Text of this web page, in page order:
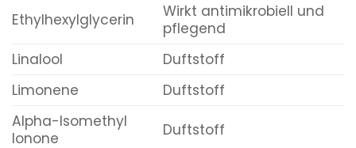
Ethylhexylglycerin
Wirkt antimikrobiell und
pflegend
Linalool
Duftstoff
Limonene
Duftstoff
Alpha-Isomethyl
Ionone
Duftstoff